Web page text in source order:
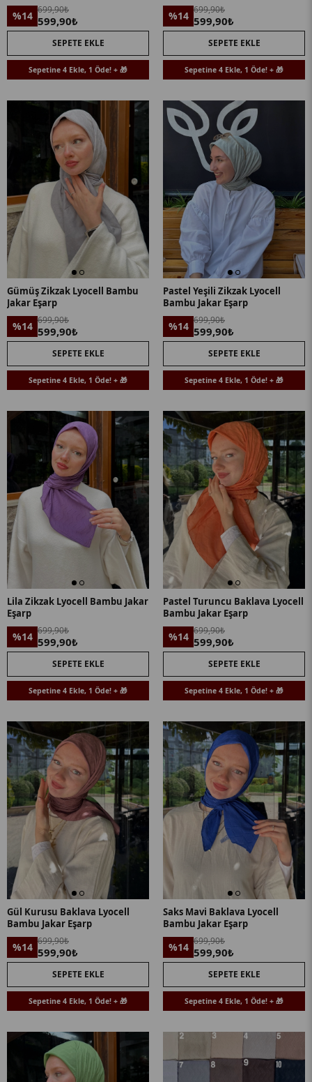
%14 699,90₺
599,90₺
SEPETE EKLE
Sepetine 4 Ekle, 1 Öde! + 🎁
%14 699,90₺
599,90₺
SEPETE EKLE
Sepetine 4 Ekle, 1 Öde! + 🎁
Gümüş Zikzak Lyocell Bambu
Jakar Eşarp
%14 699,90₺
599,90₺
SEPETE EKLE
Sepetine 4 Ekle, 1 Öde! + 🎁
Pastel Yeşili Zikzak Lyocell
Bambu Jakar Eşarp
%14 699,90₺
599,90₺
SEPETE EKLE
Sepetine 4 Ekle, 1 Öde! + 🎁
Lila Zikzak Lyocell Bambu Jakar
Eşarp
%14 699,90₺
599,90₺
SEPETE EKLE
Sepetine 4 Ekle, 1 Öde! + 🎁
Pastel Turuncu Baklava Lyocell
Bambu Jakar Eşarp
%14 699,90₺
599,90₺
SEPETE EKLE
Sepetine 4 Ekle, 1 Öde! + 🎁
Gül Kurusu Baklava Lyocell
Bambu Jakar Eşarp
%14 699,90₺
599,90₺
SEPETE EKLE
Sepetine 4 Ekle, 1 Öde! + 🎁
Saks Mavi Baklava Lyocell
Bambu Jakar Eşarp
%14 699,90₺
599,90₺
SEPETE EKLE
Sepetine 4 Ekle, 1 Öde! + 🎁